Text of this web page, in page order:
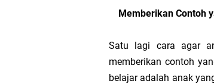
Memberikan Contoh
Satu lagi cara agar
memberikan contoh
belajar adalah anak